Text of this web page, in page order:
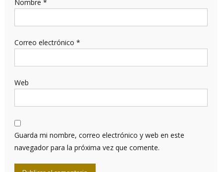
Nombre *
Correo electrónico *
Web
Guarda mi nombre, correo electrónico y web en este
navegador para la próxima vez que comente.